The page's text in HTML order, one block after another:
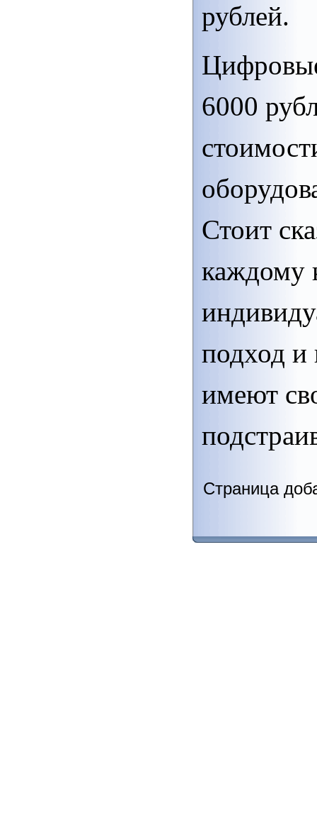
рублей.
6000
Стоит
каждому
подход и
имеют
Страница